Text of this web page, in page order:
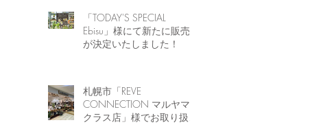
「TODAY'S SPECIAL
Ebisu」様にて新たに販売
が決定いたしました！
札幌市「REVE
CONNECTION マルヤマ
クラス店」様でお取り扱い